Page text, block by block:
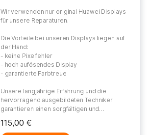
Wir verwenden nur original Huawei Displays
für unsere Reparaturen.
Die Vorteile bei unseren Displays liegen auf
der Hand:
- keine Pixelfehler
- hoch aufösendes Display
- garantierte Farbtreue
Unsere langjährige Erfahrung und die
hervorragend ausgebildeten Techniker
garantieren einen sorgfältigen und
Ihres defekten Gerätes.
115,00 €